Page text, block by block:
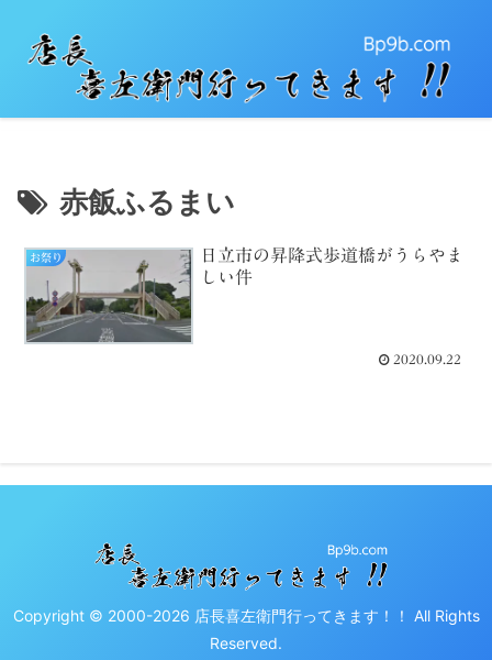
赤飯ふるまい
お祭り
日立市の昇降式歩道橋がうらやま
しい件
2020.09.22
Copyright © 2000-2026 店長喜左衛門行ってきます！！ All Rights
Reserved.